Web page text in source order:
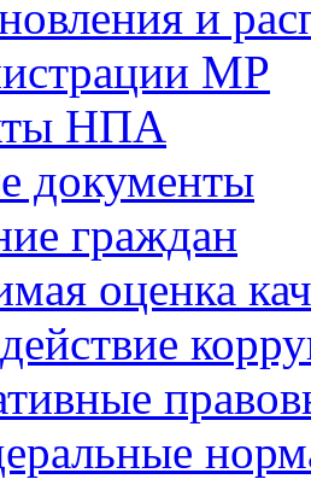
и
МР
НПА
документы
граждан
оценка